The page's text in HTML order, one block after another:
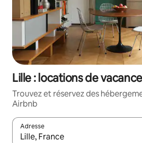
Lille : locations de
Trouvez et réservez des
Airbnb
Adresse
Lorsque les résultats s'affichent,